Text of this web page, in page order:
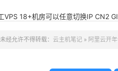
VPS 18+机房可以任意切换IP CN2
未经允许不得转载： 云主机笔记» 阿里云开